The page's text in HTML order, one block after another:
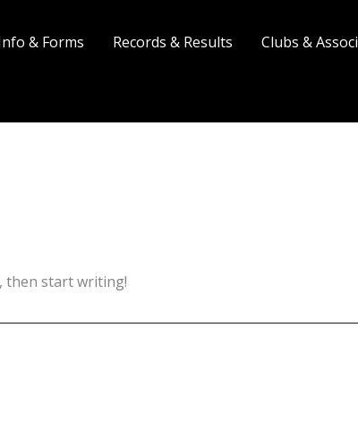
& Forms Records & Results Clubs &
then start writing!